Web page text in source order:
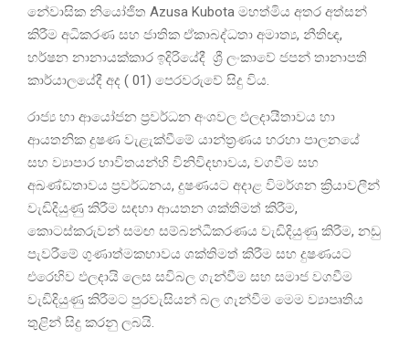
නේවාසික නියෝජිත Azusa Kubota මහත්මිය අතර අත්සන්
කිරීම අධිකරණ සහ ජාතික ඒකාබද්ධතා අමාත්‍ය, නීතිඥ,
හර්ෂන නානායක්කාර ඉදිරියේදී ශ්‍රී ලංකාවේ ජපන් තානාපති
කාර්යාලයේදී අද ( 01) පෙරවරුවේ සිදු විය.
රාජ්‍ය හා ආයෝජන ප්‍රවර්ධන අංශවල ඵලදායීතාවය හා
ආයතනික දුෂණ වැළැක්වීමේ යාන්ත්‍රණය හරහා පාලනයේ
සහ ව්‍යාපාර භාවිතයන්හි විනිවිදභාවය, වගවීම සහ
අඛණ්ඩතාවය ප්‍රවර්ධනය, දුෂණයට අදාළ විමර්ශන ක්‍රියාවලීන්
වැඩිදියුණු කිරීම සඳහා ආයතන ශක්තිමත් කිරීම,
කොටස්කරුවන් සමඟ සම්බන්ධීකරණය වැඩිදියුණු කිරීම, නඩු
පැවරීමේ ගුණාත්මකභාවය ශක්තිමත් කිරීම සහ දුෂණයට
එරෙහිව ඵලදායි ලෙස සවිබල ගැන්වීම සහ සමාජ වගවීම
වැඩිදියුණු කිරීමට පුරවැසියන් බල ගැන්වීම මෙම ව්‍යාපෘතිය
තුළින් සිදු කරනු ලබයි.